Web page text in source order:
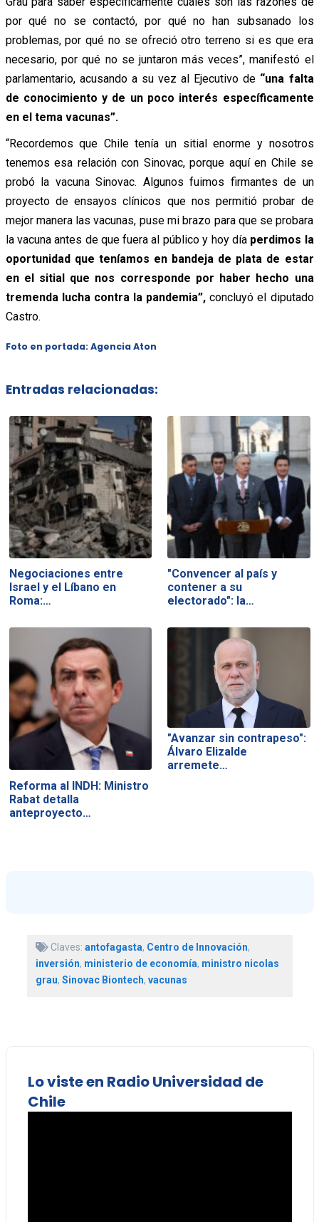
por qué no se contactó, por qué no han subsanado los
problemas, por qué no se ofreció otro terreno si es que era
necesario, por qué no se juntaron más veces”, manifestó el
parlamentario, acusando a su vez al Ejecutivo de “una falta
de conocimiento y de un poco interés específicamente
en el tema vacunas”.
“Recordemos que Chile tenía un sitial enorme y nosotros
tenemos esa relación con Sinovac, porque aquí en Chile se
probó la vacuna Sinovac. Algunos fuimos firmantes de un
proyecto de ensayos clínicos que nos permitió probar de
mejor manera las vacunas, puse mi brazo para que se probara
la vacuna antes de que fuera al público y hoy día perdimos la
oportunidad que teníamos en bandeja de plata de estar
en el sitial que nos corresponde por haber hecho una
tremenda lucha contra la pandemia”, concluyó el diputado
Castro.
Foto en portada: Agencia Aton
Entradas relacionadas:
Negociaciones entre
Israel y el Líbano en
Roma:…
"Convencer al país y
contener a su
electorado": la…
Reforma al INDH: Ministro
Rabat detalla
anteproyecto…
"Avanzar sin contrapeso":
Álvaro Elizalde
arremete…
Claves: antofagasta, Centro de Innovación,
inversión, ministerio de economía, ministro nicolas
grau, Sinovac Biontech, vacunas
Lo viste en Radio Universidad de
Chile